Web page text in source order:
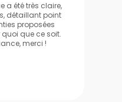
a été très claire,
détaillant point
proposées
que ce soit.
merci !